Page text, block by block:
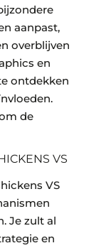
aanpast,
overblijven
en
ontdekken
de
VS
VS
Je zult al
en